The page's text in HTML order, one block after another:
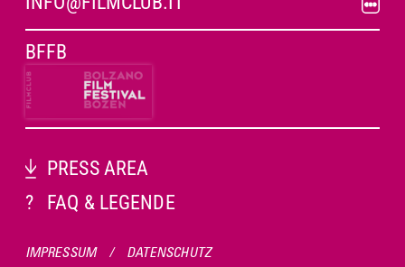
BFFB
PRESS AREA
?
FAQ & LEGENDE
IMPRESSUM /
DATENSCHUTZ